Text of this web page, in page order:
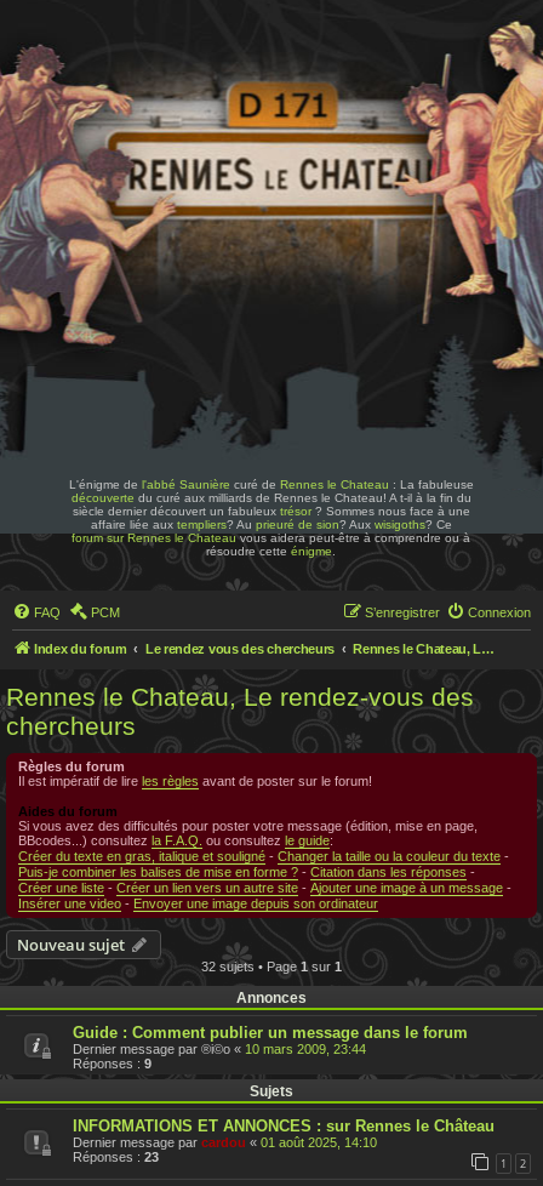
L'énigme de l'abbé Saunière curé de Rennes le Chateau : La fabuleuse
découverte du curé aux milliards de Rennes le Chateau! A t-il à la fin du
siècle dernier découvert un fabuleux trésor? Sommes nous face à une
affaire liée aux templiers? Au prieuré de sion? Aux wisigoths? Ce
forum sur Rennes le Chateauvous aidera peut-être à comprendre ou à
résoudre cetteénigme
FAQ PCM Connexion
S’enregistrer
Index du forum Le rendez vous des chercheurs Rennes le Chateau, Le rendez-vous des chercheurs
Rennes le Chateau, Le rendez-vous des
chercheurs
Règles du forum
Il est impératif de lire les règles avant de poster sur le forum!
Aides du forum
Si vous avez des difficultés pour poster votre message (édition, mise en page,
BBcodes...) consultez la F.A.Q. ou consultez le guide:
Créer du texte en gras, italique et souligné - Changer la taille ou la couleur du texte -
Puis-je combiner les balises de mise en forme ? - Citation dans les réponses -
Créer une liste - Créer un lien vers un autre site - Ajouter une image à un message -
Insérer une video - Envoyer une image depuis son ordinateur
Nouveau sujet
32 sujets • Page 1sur 1
Annonces
Guide : Comment publier un message dans le forum
Dernier message par ®i©o « 10 mars 2009, 23:44
Réponses : 9
Sujets
INFORMATIONS ET ANNONCES : sur Rennes le Château
Dernier message par cardou « 01 août 2025, 14:10
Réponses : 23 1 2